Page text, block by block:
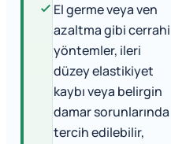
El germe veya ven
azaltma gibi cerrahi
yöntemler, ileri
düzey elastikiyet
kaybı veya belirgin
damar sorunlarında
tercih edilebilir,